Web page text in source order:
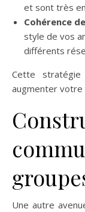
et sont très
Cohérence
style de vos
différents
Cette stratégie
augmenter votre
Une autre